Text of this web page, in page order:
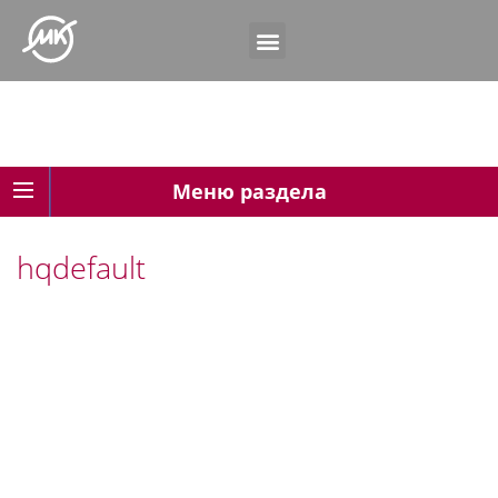
Меню раздела
hqdefault